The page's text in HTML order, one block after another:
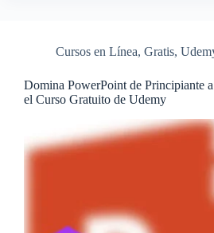
Cursos en Línea, Gratis,
Domina PowerPoint de Principiante
el Curso Gratuito de Udemy